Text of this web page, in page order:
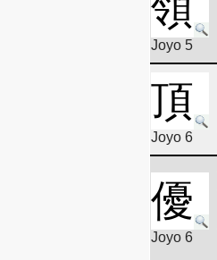
Joyo 5
頂
Joyo 6
優
Joyo 6